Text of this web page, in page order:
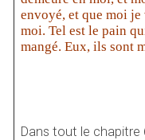
envoyé, et que moi
moi. Tel est le pain
mangé. Eux, ils sont
Dans tout le chapitre